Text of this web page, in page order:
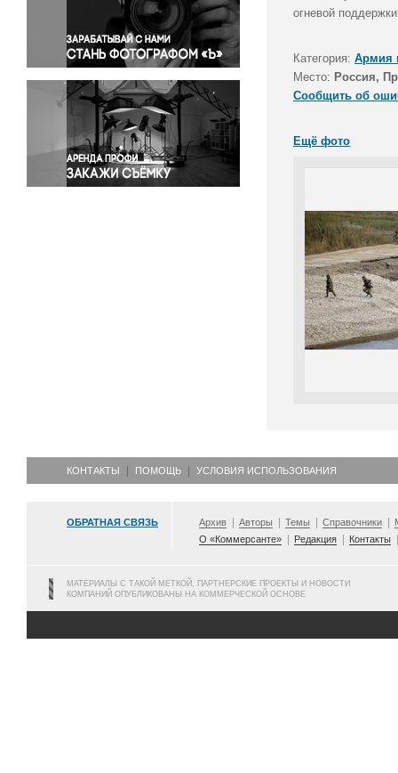
Правосудие
Происшествия и конфликты
Религия
Светская жизнь
Спорт
Экология
Экономика и бизнес
огневой
Категория: Армия
Место: Россия,
Сообщить об
Ещё фото
КОНТАКТЫ ПОМОЩЬ УСЛОВИЯ ИСПОЛЬЗОВАНИЯ
ОБРАТНАЯ СВЯЗЬ Архив Авторы Темы Справочники
О «Коммерсанте»
Редакция Контакты
МАТЕРИАЛЫ С ТАКОЙ МЕТКОЙ, ПАРТНЕРСКИЕ ПРОЕКТЫ И НОВОСТИ
КОМПАНИЙ ОПУБЛИКОВАНЫ НА КОММЕРЧЕСКОЙ ОСНОВЕ